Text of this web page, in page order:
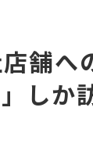
舗
しか